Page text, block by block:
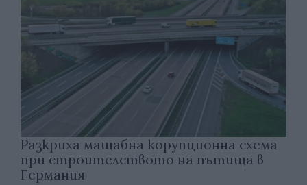
Разкриха мащабна корупционна схема
при строителството на пътища в
Германия